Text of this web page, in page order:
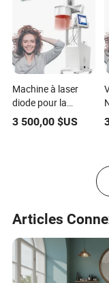
Machine à laser
diode pour la
croissance des
cheveux,
multifonction
3 500,00 $US
Articles